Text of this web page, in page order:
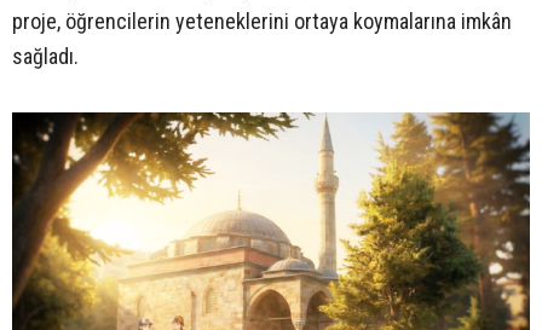
proje, öğrencilerin yeteneklerini ortaya koymalarına imkân
sağladı.